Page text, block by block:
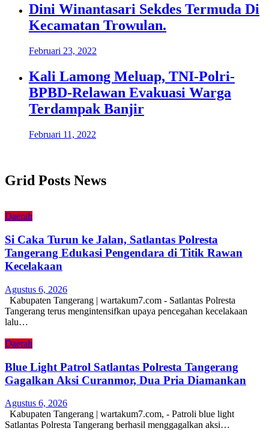
Dini Winantasari Sekdes Termuda Di
Kecamatan Trowulan.
Februari 23, 2022
Kali Lamong Meluap, TNI-Polri-
BPBD-Relawan Evakuasi Warga
Terdampak Banjir
Februari 11, 2022
Grid Posts News
Daerah
Si Caka Turun ke Jalan, Satlantas Polresta
Tangerang Edukasi Pengendara di Titik Rawan
Kecelakaan
Agustus 6, 2026
Kabupaten Tangerang | wartakum7.com - Satlantas Polresta
Tangerang terus mengintensifkan upaya pencegahan kecelakaan
lalu…
Daerah
Blue Light Patrol Satlantas Polresta Tangerang
Gagalkan Aksi Curanmor, Dua Pria Diamankan
Agustus 6, 2026
Kabupaten Tangerang | wartakum7.com, - Patroli blue light
Satlantas Polresta Tangerang berhasil menggagalkan aksi…